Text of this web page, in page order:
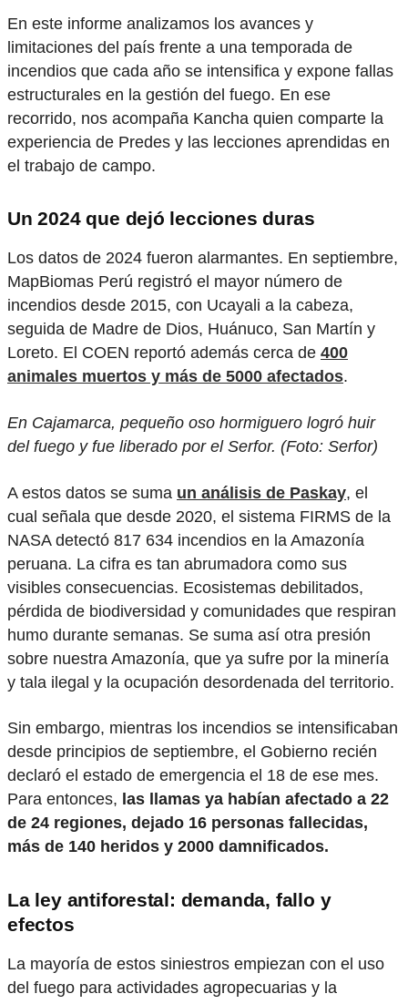
En este informe analizamos los avances y
limitaciones del país frente a una temporada de
incendios que cada año se intensifica y expone fallas
estructurales en la gestión del fuego. En ese
recorrido, nos acompaña Kancha quien comparte la
experiencia de Predes y las lecciones aprendidas en
el trabajo de campo.
Un 2024 que dejó lecciones duras
Los datos de 2024 fueron alarmantes. En septiembre,
MapBiomas Perú registró el mayor número de
incendios desde 2015, con Ucayali a la cabeza,
seguida de Madre de Dios, Huánuco, San Martín y
Loreto. El COEN reportó además cerca de 400
animales muertos y más de 5000 afectados.
En Cajamarca, pequeño oso hormiguero logró huir
del fuego y fue liberado por el Serfor. (Foto: Serfor)
A estos datos se suma un análisis de Paskay, el
cual señala que desde 2020, el sistema FIRMS de la
NASA detectó 817 634 incendios en la Amazonía
peruana. La cifra es tan abrumadora como sus
visibles consecuencias. Ecosistemas debilitados,
pérdida de biodiversidad y comunidades que respiran
humo durante semanas. Se suma así otra presión
sobre nuestra Amazonía, que ya sufre por la minería
y tala ilegal y la ocupación desordenada del territorio.
Sin embargo, mientras los incendios se intensificaban
desde principios de septiembre, el Gobierno recién
declaró el estado de emergencia el 18 de ese mes.
Para entonces, las llamas ya habían afectado a 22
de 24 regiones, dejado 16 personas fallecidas,
más de 140 heridos y 2000 damnificados.
La ley antiforestal: demanda, fallo y
efectos
La mayoría de estos siniestros empiezan con el uso
del fuego para actividades agropecuarias y la